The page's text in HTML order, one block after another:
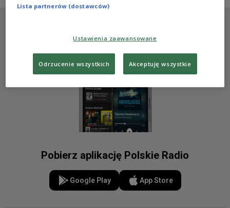
Pobierz aplikację Polskie Radio
Google Play App Store
Lista partnerów (dostawców)
Ustawienia zaawansowane
Odrzucenie wszystkich Akceptuję wszystkie